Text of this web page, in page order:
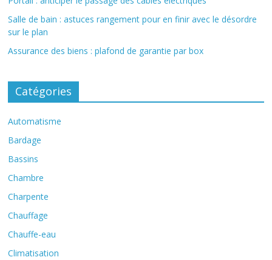
Salle de bain : astuces rangement pour en finir avec le désordre
sur le plan
Assurance des biens : plafond de garantie par box
Catégories
Automatisme
Bardage
Bassins
Chambre
Charpente
Chauffage
Chauffe-eau
Climatisation